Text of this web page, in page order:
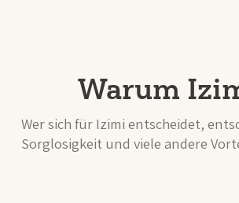
Warum
Wer sich für Izimi entscheidet,
Sorglosigkeit und viele andere